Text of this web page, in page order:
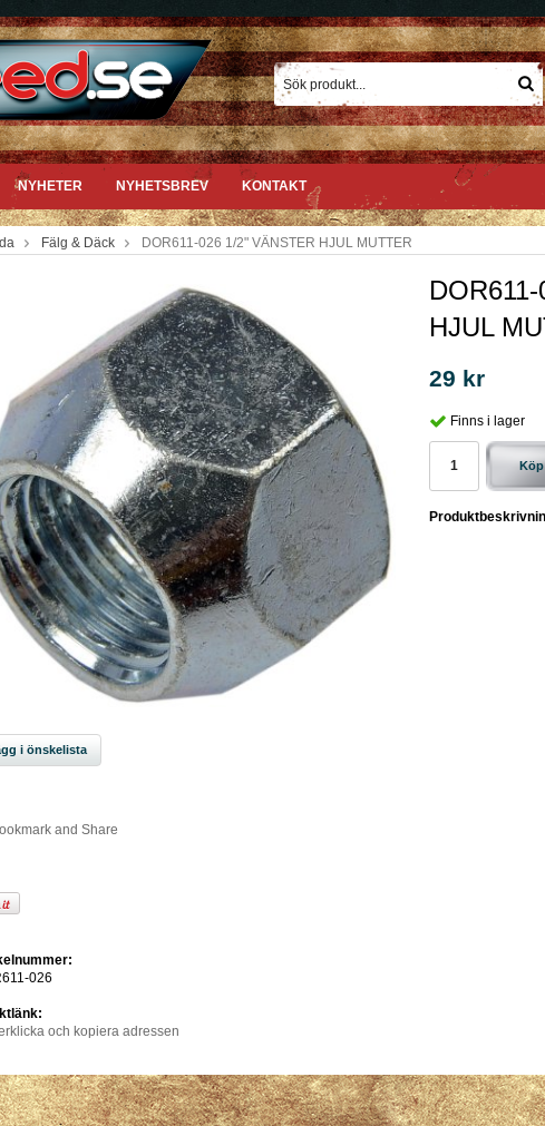
NYHETER NYHETSBREV KONTAKT
Fälg & Däck DOR611-026 1/2" VÄNSTER HJUL MUTTER
i önskelista
026
och kopiera adressen
HJUL
29 kr
Finns i lager
Köp